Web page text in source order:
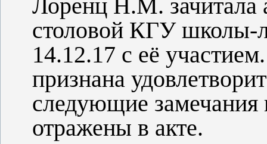
Лоренц Н.М. зачитала
столовой КГУ школы-
14.12.17 с её
признана
следующие
отражены в акте.